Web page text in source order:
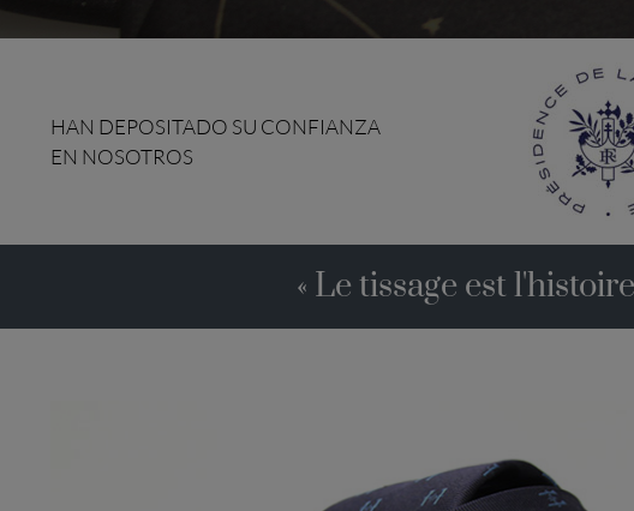
HAN DEPOSITADO SU CONFIANZA
EN NOSOTROS
« Le tissage est